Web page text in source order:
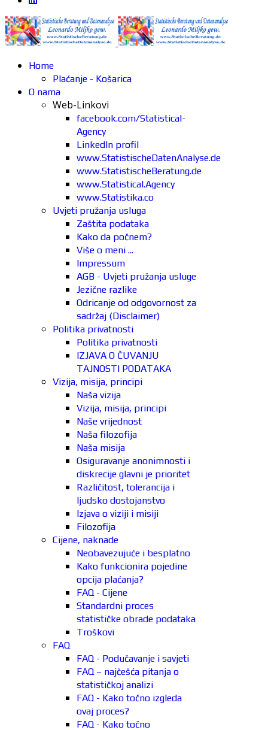
Home
Plaćanje - Košarica
O nama
Web-Linkovi
facebook.com/Statistical-
Agency
LinkedIn profil
www.StatistischeDatenAnalyse.de
www.StatistischeBeratung.de
www.Statistical.Agency
www.Statistika.co
Uvjeti pružanja usluga
Zaštita podataka
Kako da počnem?
Više o meni ...
Impressum
AGB - Uvjeti pružanja usluge
Jezične razlike
Odricanje od odgovornost za
sadržaj (Disclaimer)
Politika privatnosti
Politika privatnosti
IZJAVA O ČUVANJU
TAJNOSTI PODATAKA
Vizija, misija, principi
Naša vizija
Vizija, misija, principi
Naše vrijednost
Naša filozofija
Naša misija
Osiguravanje anonimnosti i
diskrecije glavni je prioritet
Različitost, tolerancija i
ljudsko dostojanstvo
Izjava o viziji i misiji
Filozofija
Cijene, naknade
Neobavezujuće i besplatno
Kako funkcionira pojedine
opcija plaćanja?
FAQ - Cijene
Standardni proces
statističke obrade podataka
Troškovi
FAQ
FAQ - Podučavanje i savjeti
FAQ – najčešća pitanja o
statističkoj analizi
FAQ - Kako točno izgleda
ovaj proces?
FAQ - Kako točno